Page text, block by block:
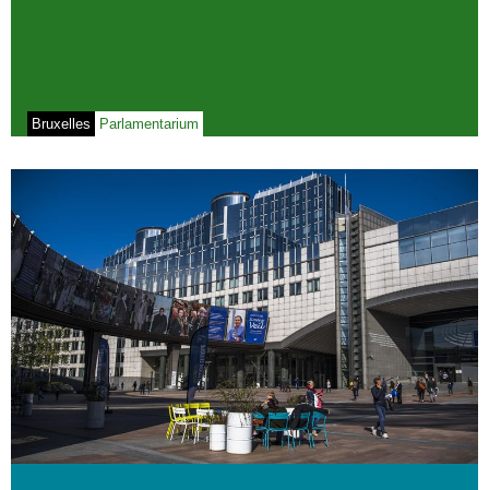
Bruxelles Parlamentarium